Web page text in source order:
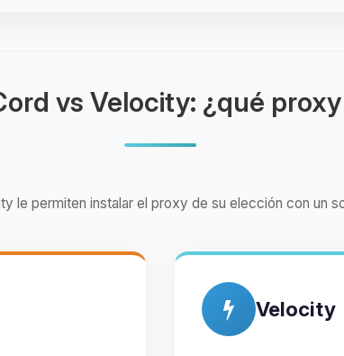
vs Velocity: ¿qué
le permiten instalar el proxy de su elección con un
Velocity